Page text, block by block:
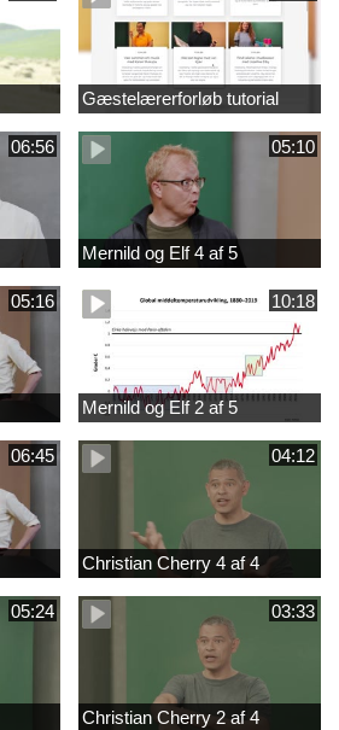
Gæstelærerforløb tutorial
06:56 05:10
Mernild og Elf 4 af 5
05:16 10:18
Mernild og Elf 2 af 5
06:45 04:12
Christian Cherry 4 af 4
05:24 03:33
Christian Cherry 2 af 4